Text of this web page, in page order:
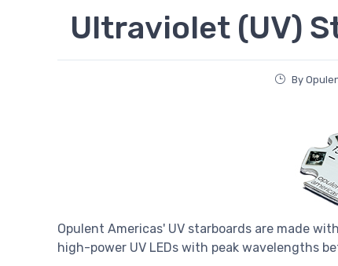
Ultraviolet (UV)
By
Opulent Americas' UV starboards are made
high-power UV LEDs with peak wavelengths